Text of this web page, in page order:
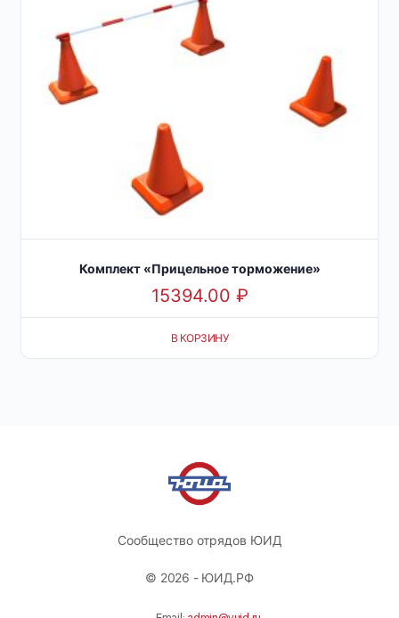
Комплект «Прицельное торможение»
15394.00 ₽
В КОРЗИНУ
Сообщество отрядов ЮИД
© 2026 - ЮИД.РФ